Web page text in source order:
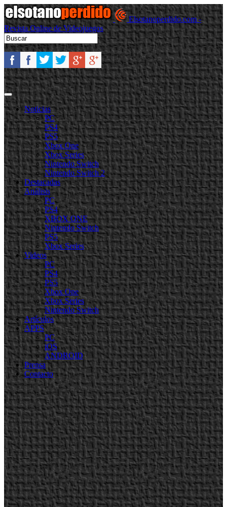
Elsotanoperdido.com -
Revista Online de Videojuegos
Noticias
PC
PS4
PS5
Xbox One
Xbox Series
Nintendo Switch
Nintendo Switch 2
Destacadas
Análisis
PC
PS4
XBOX ONE
Nintendo Switch
PS5
Xbox Series
Videos
PC
PS4
PS5
Xbox One
Xbox Series
Nintendo Switch
Artículos
APPS
PC
iOS
ANDROID
Prensa
Contacto